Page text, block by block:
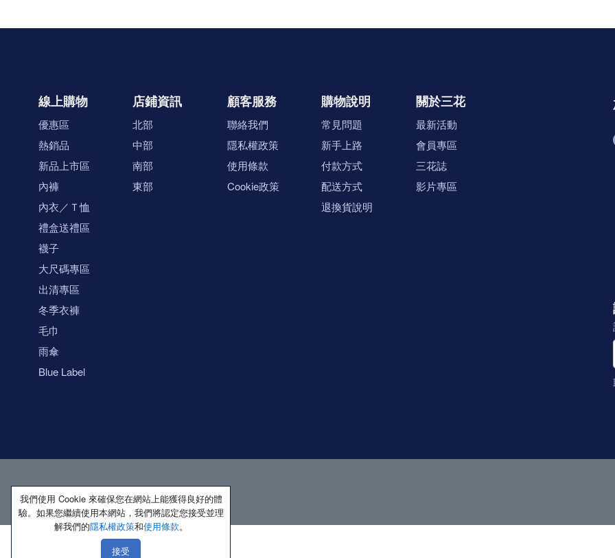
線上購物
優惠區
熱銷品
新品上市區
內褲
內衣／Ｔ恤
禮盒送禮區
襪子
大尺碼專區
出清專區
冬季衣褲
毛巾
雨傘
Blue Label
店鋪資訊
北部
中部
南部
東部
顧客服務
聯絡我們
隱私權政策
使用條款
Cookie政策
購物說明
常見問題
新手上路
付款方式
配送方式
退換貨說明
關於三花
最新活動
會員專區
三花誌
影片專區
著作權所有 保留一切權利
我們使用 Cookie 來確保您在網站上能獲得良好的體
驗。如果您繼續使用本網站，我們將認定您接受並理
解我們的隱私權政策和使用條款。
接受